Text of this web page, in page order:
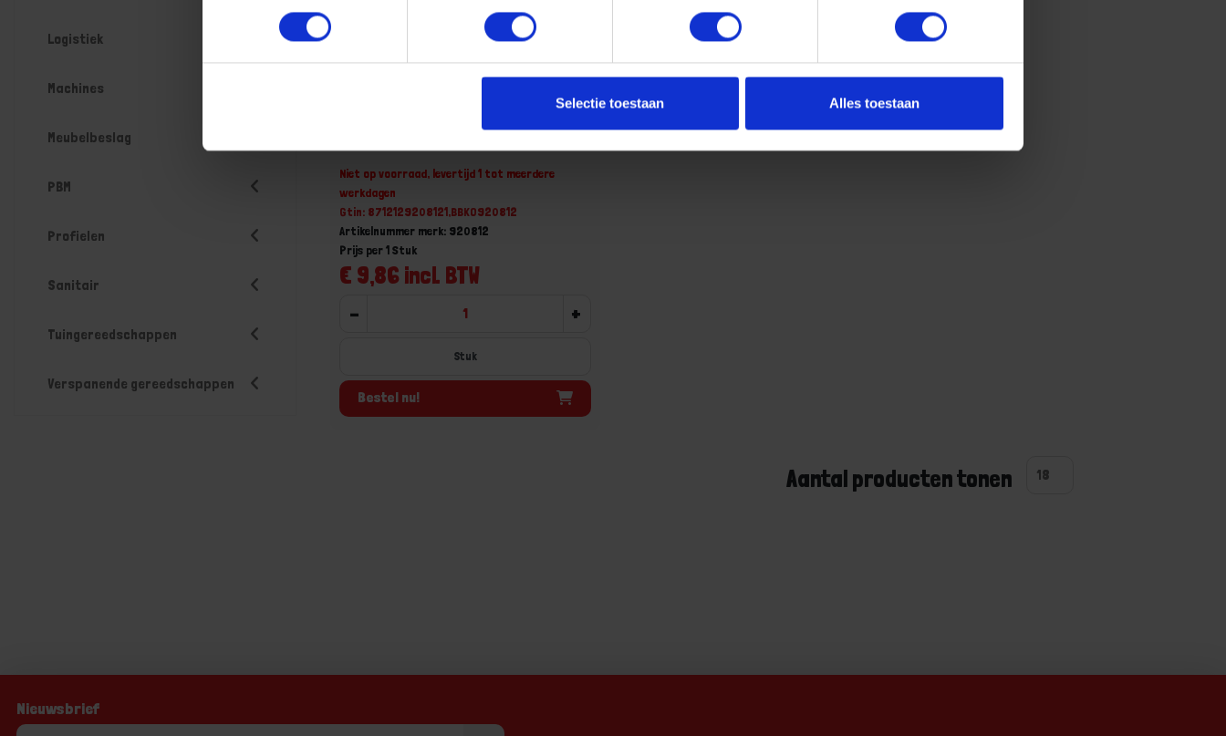
Selectie toestaan Alles toestaan
Logistiek
Machines
Meubelbeslag
PBM
Profielen
Sanitair
Tuingereedschappen
Verspanende gereedschappen
Niet op voorraad, levertijd 1 tot meerdere
werkdagen
Gtin: 8712129208121,BBKO920812
Artikelnummer merk: 920812
€ 9,86 incl. BTW
Prijs per 1 Stuk
- +
Stuk
Bestel nu!
Aantal producten tonen
Nieuwsbrief